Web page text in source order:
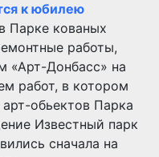
к юбилею
Парке кованых
работы,
«Арт-Донбасс» на
работ, в котором
обьектов Парка
Известный парк
сначала на